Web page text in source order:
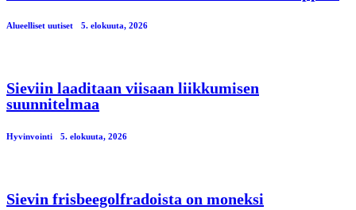
Alueelliset uutiset 5. elokuuta, 2026
Sieviin laaditaan viisaan liikkumisen
suunnitelmaa
Hyvinvointi 5. elokuuta, 2026
Sievin frisbeegolfradoista on moneksi